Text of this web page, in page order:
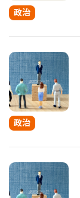
政治
政治